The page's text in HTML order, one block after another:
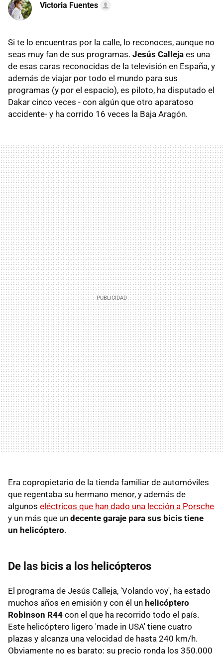
Victoria Fuentes
Si te lo encuentras por la calle, lo reconoces, aunque no
seas muy fan de sus programas. Jesús Calleja es una
de esas caras reconocidas de la televisión en España, y
además de viajar por todo el mundo para sus
programas (y por el espacio), es piloto, ha disputado el
Dakar cinco veces - con algún que otro aparatoso
accidente- y ha corrido 16 veces la Baja Aragón.
Era copropietario de la tienda familiar de automóviles
que regentaba su hermano menor, y además de
algunos eléctricos que han dado una lección a Porsche
y un más que un decente garaje para sus bicis tiene
un helicóptero.
De las bicis a los helicópteros
El programa de Jesús Calleja, 'Volando voy', ha estado
muchos años en emisión y con él un helicóptero
Robinson R44 con el que ha recorrido todo el país.
Este helicóptero ligero 'made in USA' tiene cuatro
plazas y alcanza una velocidad de hasta 240 km/h.
Obviamente no es barato: su precio ronda los 350.000